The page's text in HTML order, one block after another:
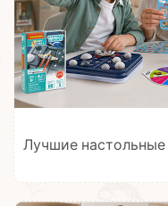
Лучшие настольные